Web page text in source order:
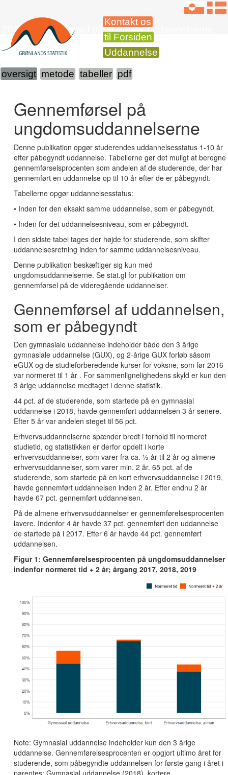
Kontakt os
til Forsiden
Uddannelse
2023 Gennemførsel på ungdomsuddannelserne
oversigt metode tabeller pdf